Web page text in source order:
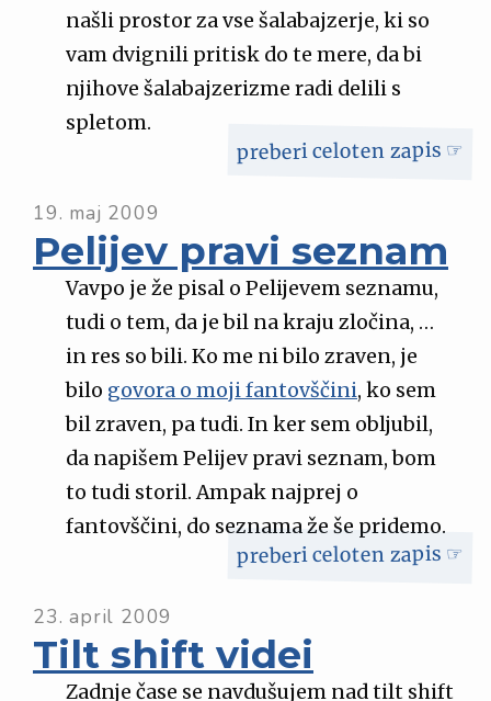
našli prostor za vse šalabajzerje, ki so
vam dvignili pritisk do te mere, da bi
njihove šalabajzerizme radi delili s
spletom.
preberi celoten zapis ☞
19. maj 2009
Pelijev pravi seznam
Vavpo je že pisal o Pelijevem seznamu,
tudi o tem, da je bil na kraju zločina, …
in res so bili. Ko me ni bilo zraven, je
bilo govora o moji fantovščini, ko sem
bil zraven, pa tudi. In ker sem obljubil,
da napišem Pelijev pravi seznam, bom
to tudi storil. Ampak najprej o
fantovščini, do seznama že še pridemo.
preberi celoten zapis ☞
23. april 2009
Tilt shift videi
Zadnje čase se navdušujem nad tilt shift